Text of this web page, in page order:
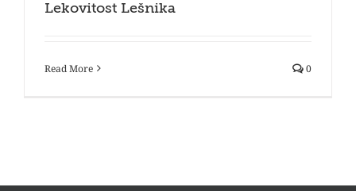
Lekovitost Lešnika
Read More 0